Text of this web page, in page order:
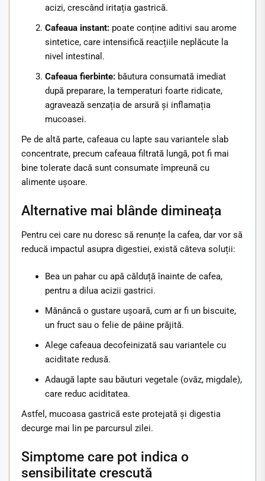
acizi, crescând iritația gastrică.
Cafeaua instant: poate conține aditivi sau arome
sintetice, care intensifică reacțiile neplăcute la
nivel intestinal.
Cafeaua fierbinte: băutura consumată imediat
după preparare, la temperaturi foarte ridicate,
agravează senzația de arsură și inflamația
mucoasei.
Pe de altă parte, cafeaua cu lapte sau variantele slab
concentrate, precum cafeaua filtrată lungă, pot fi mai
bine tolerate dacă sunt consumate împreună cu
alimente ușoare.
Alternative mai blânde dimineața
Pentru cei care nu doresc să renunțe la cafea, dar vor să
reducă impactul asupra digestiei, există câteva soluții:
Bea un pahar cu apă călduță înainte de cafea,
pentru a dilua acizii gastrici.
Mănâncă o gustare ușoară, cum ar fi un biscuite,
un fruct sau o felie de pâine prăjită.
Alege cafeaua decofeinizată sau variantele cu
aciditate redusă.
Adaugă lapte sau băuturi vegetale (ovăz, migdale),
care reduc aciditatea.
Astfel, mucoasa gastrică este protejată și digestia
decurge mai lin pe parcursul zilei.
Simptome care pot indica o
sensibilitate crescută